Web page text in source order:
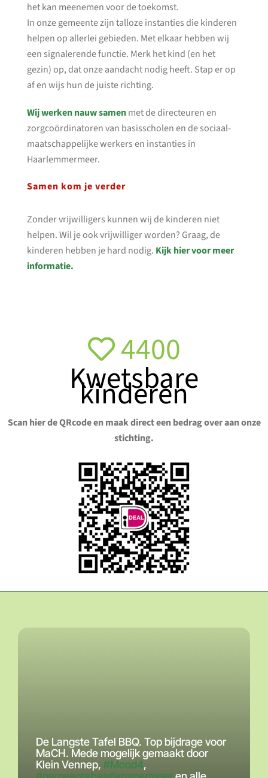
het kan meenemen voor de toekomst.
In onze gemeente zijn talloze instanties die kinderen
helpen op allerlei gebieden. Met elkaar hebben wij
een signalerende functie. Merk het kind (en het
gezin) op, dat onze aandacht nodig heeft. Stap er op
af en wijs hun de juiste richting.
Wij werken nauw samenmet de directeuren en
zorgcoördinatoren van basisscholen en de sociaal-
maatschappelijke werkers en instanties in
Haarlemmermeer.
Samen kom je verder
Zonder vrijwilligers kunnen wij de kinderen niet
helpen. Wil je ook vrijwilliger worden? Graag, de
kinderen hebben je hard nodig. Kijk hier voor meer
informatie.
4400
Kwetsbare
kinderen
Scan hier de QRcode en maak direct een bedrag over aan onze
stichting.
De Langste Tafel BBQ. Top bijdrage voor
MaCH. Mede mogelijk gemaakt door
Klein Vennep, #Mood4,